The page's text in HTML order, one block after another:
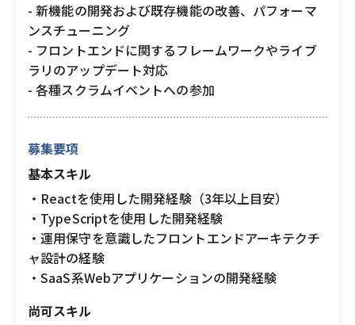
- 新機能の開発および既存機能の改善、パフォーマ
ンスチューニング
- フロントエンドに関するフレームワークやライブ
ラリのアップデート対応
- 各種スクラムイベントへの参加
募集要項
基本スキル
・Reactを使用した開発経験（3年以上目安）
・TypeScriptを使用した開発経験
・運用保守を意識したフロントエンドアーキテクチ
ャ設計の経験
・SaaS系Webアプリケーションの開発経験
尚可スキル